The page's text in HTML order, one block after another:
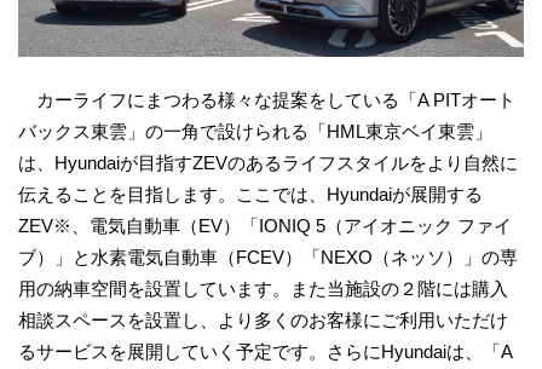
カーライフにまつわる様々な提案をしている「A PITオート
バックス東雲」の一角で設けられる「HML東京ベイ東雲」
は、Hyundaiが目指すZEVのあるライフスタイルをより自然に
伝えることを目指します。ここでは、Hyundaiが展開する
ZEV※、電気自動車（EV）「IONIQ 5（アイオニック ファイ
ブ）」と水素電気自動車（FCEV）「NEXO（ネッソ）」の専
用の納車空間を設置しています。また当施設の２階には購入
相談スペースを設置し、より多くのお客様にご利用いただけ
るサービスを展開していく予定です。さらにHyundaiは、「A